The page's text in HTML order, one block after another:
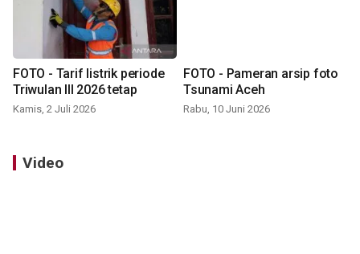
FOTO - Tarif listrik periode
Triwulan III 2026 tetap
Kamis, 2 Juli 2026
FOTO - Pameran arsip foto
Tsunami Aceh
Rabu, 10 Juni 2026
Video